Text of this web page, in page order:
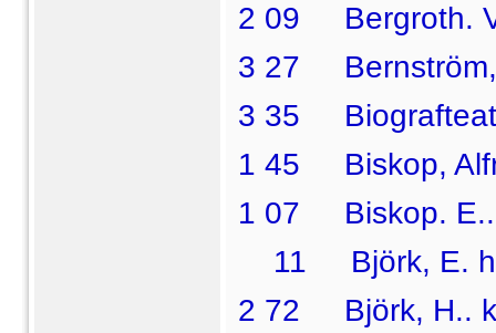
2 09 Bergroth.
3 27 Bernström,
3 35
1 45 Biskop,
1 07 Biskop. E..
11 Björk, E.
2 72 Björk, H..